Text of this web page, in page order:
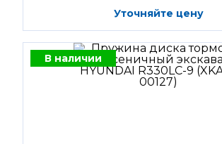
Уточняйте цену
В наличии